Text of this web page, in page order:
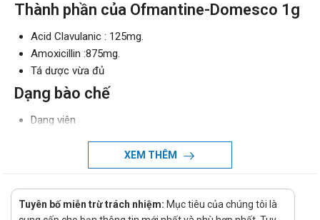
Thành phần của Ofmantine-Domesco 1g
Acid Clavulanic : 125mg.
Amoxicillin :875mg.
Tá dược vừa đủ
Dạng bào chế
Dạng viên
Công dụng - Chỉ định của Ofmantine-
Domesco 1g
Công dụng:
Amoxicilin và kali clavulanat là một phối hợp có tác
XEM THÊM
Tuyên bố miễn trừ trách nhiệm: Mục tiêu của chúng tôi là